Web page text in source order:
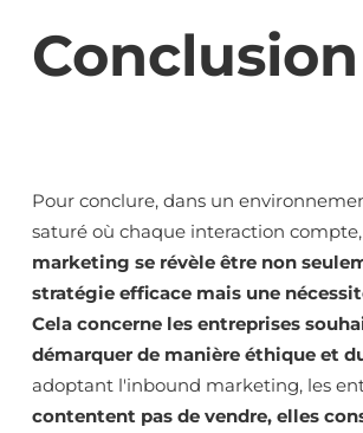
Conclusion
Pour conclure, dans un
saturé où chaque interaction compte,
marketing se révèle être non
stratégie efficace mais une
Cela concerne les entreprises
démarquer de manière éthique et
adoptant l'inbound marketing, les
contentent pas de vendre, elles